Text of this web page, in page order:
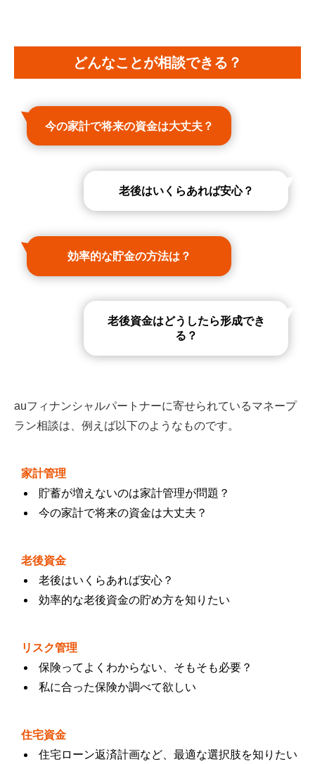
どんなことが相談できる？
今の家計で将来の資金は大丈夫？
老後はいくらあれば安心？
効率的な貯金の方法は？
老後資金はどうしたら形成でき
る？
auフィナンシャルパートナーに寄せられているマネープ
ラン相談は、例えば以下のようなものです。
家計管理
貯蓄が増えないのは家計管理が問題？
今の家計で将来の資金は大丈夫？
老後資金
老後はいくらあれば安心？
効率的な老後資金の貯め方を知りたい
リスク管理
保険ってよくわからない、そもそも必要？
私に合った保険か調べて欲しい
住宅資金
住宅ローン返済計画など、最適な選択肢を知りたい